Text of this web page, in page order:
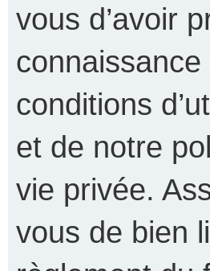
vous d’avoir
conditions
et de notre
vie privée.
vous de bien